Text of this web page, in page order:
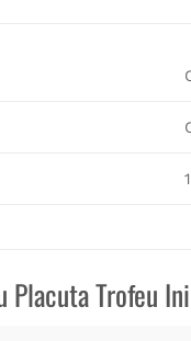
Placuta Trofeu